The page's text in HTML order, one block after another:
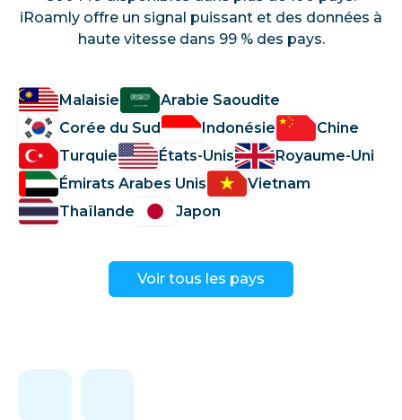
iRoamly offre un signal puissant et des données à
haute vitesse dans 99 % des pays.
Malaisie
Arabie Saoudite
Corée du Sud
Indonésie
Chine
Turquie
États-Unis
Royaume-Uni
Émirats Arabes Unis
Vietnam
Thaïlande
Japon
Voir tous les pays